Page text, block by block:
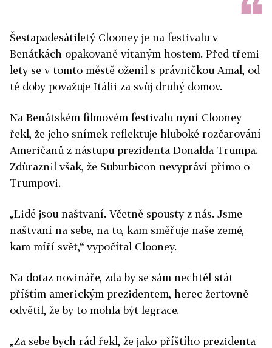
Šestapadesátiletý Clooney je na festivalu v
Benátkách opakovaně vítaným hostem. Před třemi
lety se v tomto městě oženil s právničkou Amal, od
té doby považuje Itálii za svůj druhý domov.
Na Benátském filmovém festivalu nyní Clooney
řekl, že jeho snímek reflektuje hluboké rozčarování
Američanů z nástupu prezidenta Donalda Trumpa.
Zdůraznil však, že Suburbicon nevypráví přímo o
Trumpovi.
„Lidé jsou naštvaní. Včetně spousty z nás. Jsme
naštvaní na sebe, na to, kam směřuje naše země,
kam míří svět,“ vypočítal Clooney.
Na dotaz novináře, zda by se sám nechtěl stát
příštím americkým prezidentem, herec žertovně
odvětil, že by to mohla být legrace.
„Za sebe bych rád řekl, že jako příštího prezidenta